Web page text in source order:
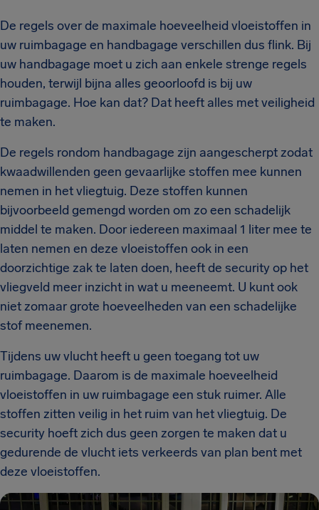
De regels over de maximale hoeveelheid vloeistoffen in
uw ruimbagage en handbagage verschillen dus flink. Bij
uw handbagage moet u zich aan enkele strenge regels
houden, terwijl bijna alles geoorloofd is bij uw
ruimbagage. Hoe kan dat? Dat heeft alles met veiligheid
te maken.
De regels rondom handbagage zijn aangescherpt zodat
kwaadwillenden geen gevaarlijke stoffen mee kunnen
nemen in het vliegtuig. Deze stoffen kunnen
bijvoorbeeld gemengd worden om zo een schadelijk
middel te maken. Door iedereen maximaal 1 liter mee te
laten nemen en deze vloeistoffen ook in een
doorzichtige zak te laten doen, heeft de security op het
vliegveld meer inzicht in wat u meeneemt. U kunt ook
niet zomaar grote hoeveelheden van een schadelijke
stof meenemen.
Tijdens uw vlucht heeft u geen toegang tot uw
ruimbagage. Daarom is de maximale hoeveelheid
vloeistoffen in uw ruimbagage een stuk ruimer. Alle
stoffen zitten veilig in het ruim van het vliegtuig. De
security hoeft zich dus geen zorgen te maken dat u
gedurende de vlucht iets verkeerds van plan bent met
deze vloeistoffen.